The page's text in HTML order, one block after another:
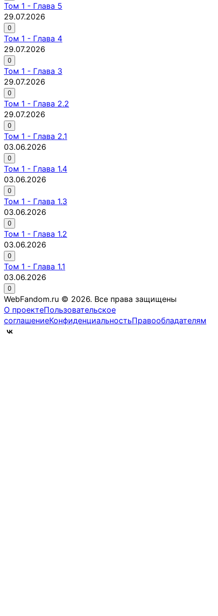
Том 1 - Глава 5
29.07.2026
0
Том 1 - Глава 4
29.07.2026
0
Том 1 - Глава 3
29.07.2026
0
Том 1 - Глава 2.2
29.07.2026
0
Том 1 - Глава 2.1
03.06.2026
0
Том 1 - Глава 1.4
03.06.2026
0
Том 1 - Глава 1.3
03.06.2026
0
Том 1 - Глава 1.2
03.06.2026
0
Том 1 - Глава 1.1
03.06.2026
0
WebFandom.ru © 2026. Все права защищены
О проектеПользовательское
соглашениеКонфиденциальностьПравообладателям